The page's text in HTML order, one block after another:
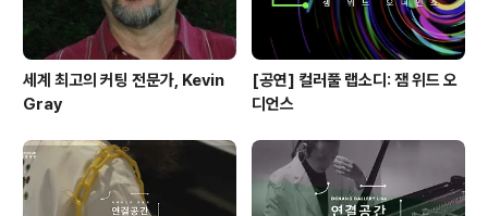
세계 최고의 커팅 전문가, Kevin
Gray
[공연] 컬러풀 랩소디: 잼 위드 오
디언스